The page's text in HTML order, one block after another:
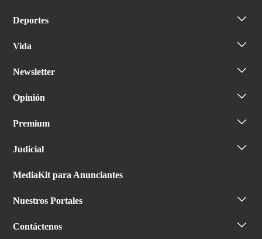
Deportes
Vida
Newsletter
Opinión
Premium
Judicial
MediaKit para Anunciantes
Nuestros Portales
Contáctenos